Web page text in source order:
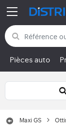
Retour
Pièces auto
Maxi GS